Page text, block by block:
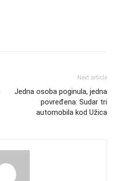
Next article
Jedna osoba poginula, jedna
povređena: Sudar tri
automobila kod Užica